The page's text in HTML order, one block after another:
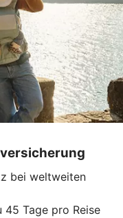
bei weltweiten
45 Tage pro Reise